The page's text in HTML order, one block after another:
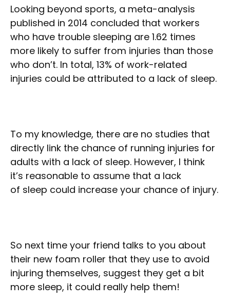
Looking beyond sports, a meta-analysis
published in 2014 concluded that workers
who have trouble sleeping are 1.62 times
more likely to suffer from injuries than those
who don’t. In total, 13% of work-related
injuries could be attributed to a lack of sleep.
To my knowledge, there are no studies that
directly link the chance of running injuries for
adults with a lack of sleep. However, I think
it’s reasonable to assume that a lack
of sleep could increase your chance of injury.
So next time your friend talks to you about
their new foam roller that they use to avoid
injuring themselves, suggest they get a bit
more sleep, it could really help them!